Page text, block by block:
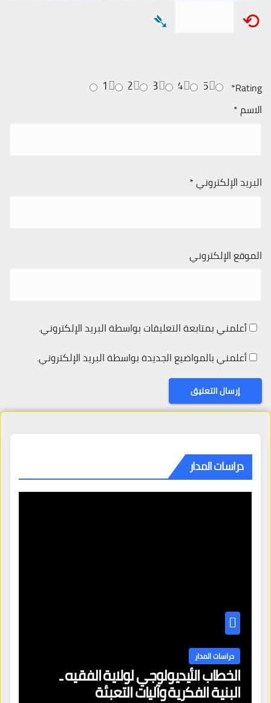
⟲
➴
Rating
*
5
4
3
2
1
الاسم*
البريد الإلكتروني*
الموقع الإلكتروني
أعلمني بمتابعة التعليقات بواسطة البريد الإلكتروني.
أعلمني بالمواضيع الجديدة بواسطة البريد الإلكتروني.
دراسات المدار
دراسات المدار
الخطاب الأيديولوجي لولاية الفقيه ـ
البنية الفكرية وآليات التعبئة